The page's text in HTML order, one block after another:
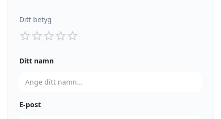
Ditt betyg
Ditt namn
E-post